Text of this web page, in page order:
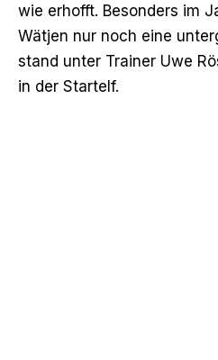
wie erhofft. Besonders im
Wätjen nur noch eine
stand unter Trainer Uwe
in der Startelf.